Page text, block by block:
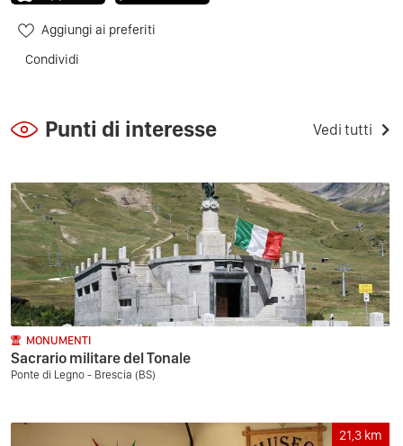
Aggiungi ai preferiti
Condividi
Punti di interesse Vedi tutti
MONUMENTI
Sacrario militare del Tonale
Ponte di Legno - Brescia (BS)
21,3 km